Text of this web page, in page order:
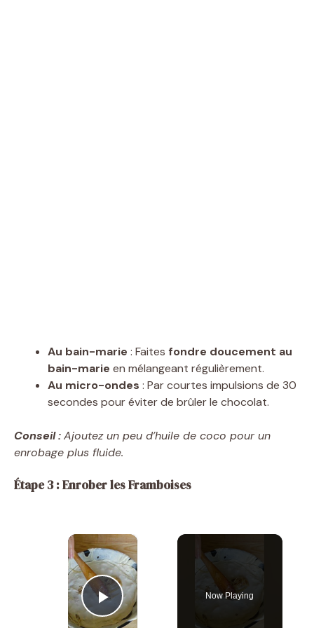
Au bain-marie : Faites fondre doucement au
bain-marie en mélangeant régulièrement.
Au micro-ondes : Par courtes impulsions de 30
secondes pour éviter de brûler le chocolat.
Conseil :Ajoutez un peu d’huile de coco pour un
enrobage plus fluide.
Étape 3 : Enrober les Framboises
×
Play Video
Now Playing